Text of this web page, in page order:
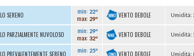
SERENO min: 22º
max: 29º VENTO DEBOLE Umidità:
PARZIALMENTE NUVOLOSO min: 29º
max: 32º VENTO DEBOLE Umidità:
PREVALENTEMENTE SERENO min: 25º VENTO DEBOLE Umidità: